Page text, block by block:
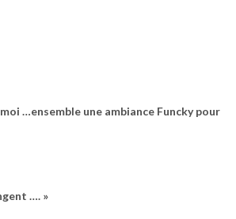
…ensemble une ambiance Funcky pour
…. »